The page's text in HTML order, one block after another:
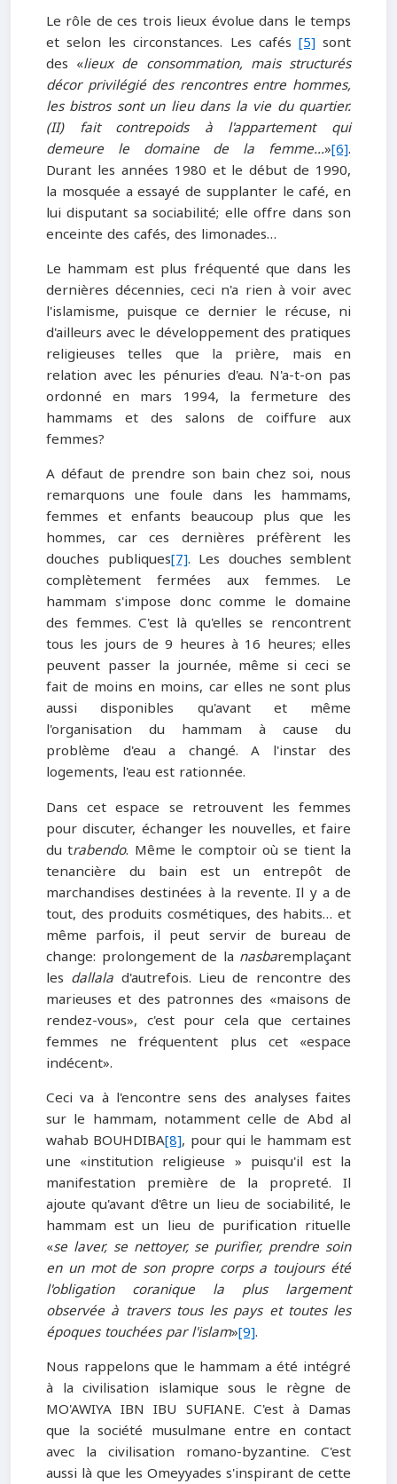
Le rôle de ces trois lieux évolue dans le temps
et selon les circonstances. Les cafés[5]sont
des «lieux de consommation, mais structurés
décor privilégié des rencontres entre hommes,
les bistros sont un lieu dans la vie du quartier.
(II) fait contrepoids à l'appartement qui
demeure le domaine de la femme…»[6].
Durant les années 1980 et le début de 1990,
la mosquée a essayé de supplanter le café, en
lui disputant sa sociabilité; elle offre dans son
enceinte des cafés, des limonades…
Le hammam est plus fréquenté que dans les
dernières décennies, ceci n'a rien à voir avec
l'islamisme, puisque ce dernier le récuse, ni
d'ailleurs avec le développement des pratiques
religieuses telles que la prière, mais en
relation avec les pénuries d'eau. N'a-t-on pas
ordonné en mars 1994, la fermeture des
hammams et des salons de coiffure aux
femmes?
A défaut de prendre son bain chez soi, nous
remarquons une foule dans les hammams,
femmes et enfants beaucoup plus que les
hommes, car ces dernières préfèrent les
douches publiques[7]. Les douches semblent
complètement fermées aux femmes. Le
hammam s'impose donc comme le domaine
des femmes. C'est là qu'elles se rencontrent
tous les jours de 9 heures à 16 heures; elles
peuvent passer la journée, même si ceci se
fait de moins en moins, car elles ne sont plus
aussi disponibles qu'avant et même
l'organisation du hammam à cause du
problème d'eau a changé. A l'instar des
logements, l'eau est rationnée.
Dans cet espace se retrouvent les femmes
pour discuter, échanger les nouvelles, et faire
du trabendo. Même le comptoir où se tient la
tenancière du bain est un entrepôt de
marchandises destinées à la revente. Il y a de
tout, des produits cosmétiques, des habits… et
même parfois, il peut servir de bureau de
change: prolongement de la nasbaremplaçant
les dallala d'autrefois. Lieu de rencontre des
marieuses et des patronnes des «maisons de
rendez-vous», c'est pour cela que certaines
femmes ne fréquentent plus cet «espace
indécent».
Ceci va à l'encontre sens des analyses faites
sur le hammam, notamment celle de Abd al
wahab BOUHDIBA[8], pour qui le hammam est
une «institution religieuse » puisqu'il est la
manifestation première de la propreté. Il
ajoute qu'avant d'être un lieu de sociabilité, le
hammam est un lieu de purification rituelle
«se laver, se nettoyer, se purifier, prendre soin
en un mot de son propre corps a toujours été
l'obligation coranique la plus largement
observée à travers tous les pays et toutes les
époques touchées par l'islam»[9].
Nous rappelons que le hammam a été intégré
à la civilisation islamique sous le règne de
MO'AWIYA IBN IBU SUFIANE. C'est à Damas
que la société musulmane entre en contact
avec la civilisation romano-byzantine. C'est
aussi là que les Omeyyades s'inspirant de cette